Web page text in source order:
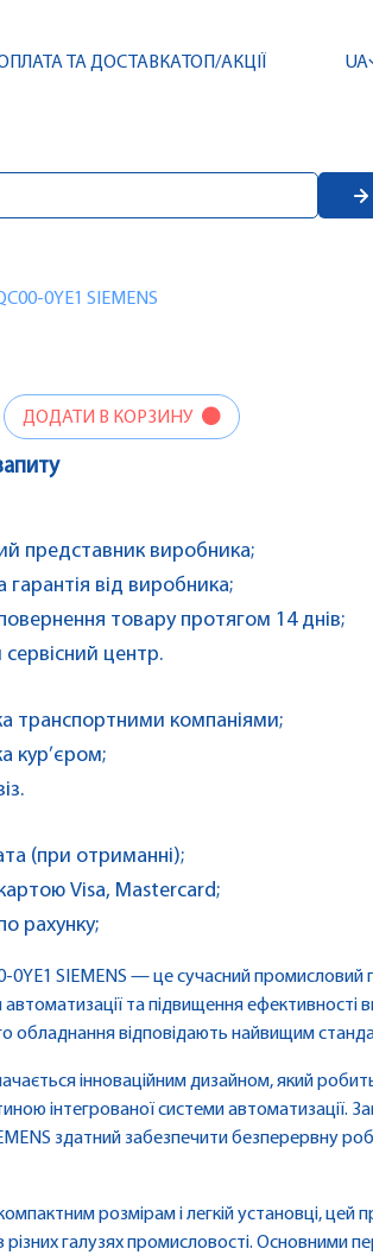
ТА ДОСТАВКАТОП/АКЦІЇ UA
0YE1 SIEMENS
ДОДАТИ В КОРЗИНУ
представник виробника;
гарантія від виробника;
товару протягом 14 днів;
сервісний центр.
транспортними компаніями;
кур’єром;
(при отриманні);
Visa, Mastercard;
рахунку;
0YE1 SIEMENS — це сучасний промисловий
та підвищення ефективності
обладнання відповідають найвищим
інноваційним дизайном, який
інтегрованої системи автоматизації.
здатний забезпечити безперервну
розмірам і легкій установці, цей
різних галузях промисловості. Основними